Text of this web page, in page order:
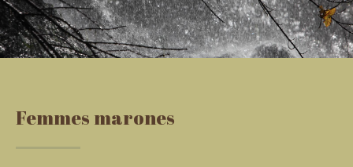
Femmes marones